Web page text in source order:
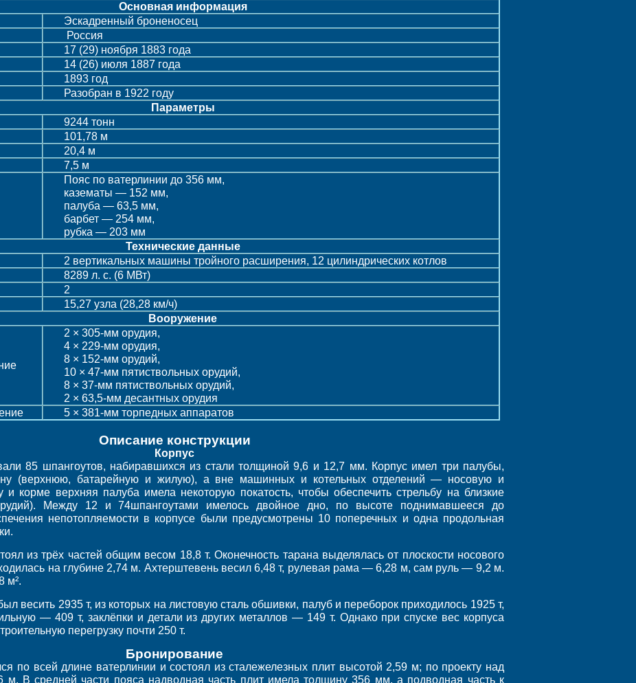
Основная информация
Эскадренный броненосец
Россия
17 (29) ноября 1883 года
14 (26) июля 1887 года
1893 год
Разобран в 1922 году
Параметры
9244 тонн
101,78 м
20,4 м
7,5 м
Пояс по ватерлинии до 356 мм,
казематы — 152 мм,
палуба — 63,5 мм,
барбет — 254 мм,
рубка — 203 мм
Технические данные
2 вертикальных машины тройного расширения, 12 цилиндрических котлов
8289 л. с. (6 МВт)
2
15,27 узла (28,28 км/ч)
Вооружение
2 × 305-мм орудия,
4 × 229-мм орудия,
8 × 152-мм орудий,
10 × 47-мм пятиствольных орудий,
8 × 37-мм пятиствольных орудий,
2 × 63,5-мм десантных орудия
5 × 381-мм торпедных аппаратов
Описание конструкции
Корпус
85 шпангоутов, набиравшихся из стали толщиной 9,6 и 12,7 мм. Корпус имел три палубы,
(верхнюю, батарейную и жилую), а вне машинных и котельных отделений — носовую и
корме верхняя палуба имела некоторую покатость, чтобы обеспечить стрельбу на близкие
Между 12 и 74шпангоутами имелось двойное дно, по высоте поднимавшееся до
непотопляемости в корпусе были предусмотрены 10 поперечных и одна продольная
из трёх частей общим весом 18,8 т. Оконечность тарана выделялась от плоскости носового
на глубине 2,74 м. Ахтерштевень весил 6,48 т, рулевая рама — 6,28 м, сам руль — 9,2 м.
м².
весить 2935 т, из которых на листовую сталь обшивки, палуб и переборок приходилось 1925 т,
— 409 т, заклёпки и детали из других металлов — 149 т. Однако при спуске вес корпуса
перегрузку почти 250 т.
Бронирование
по всей длине ватерлинии и состоял из сталежелезных плит высотой 2,59 м; по проекту над
В средней части пояса надводная часть плит имела толщину 356 мм, а подводная часть к